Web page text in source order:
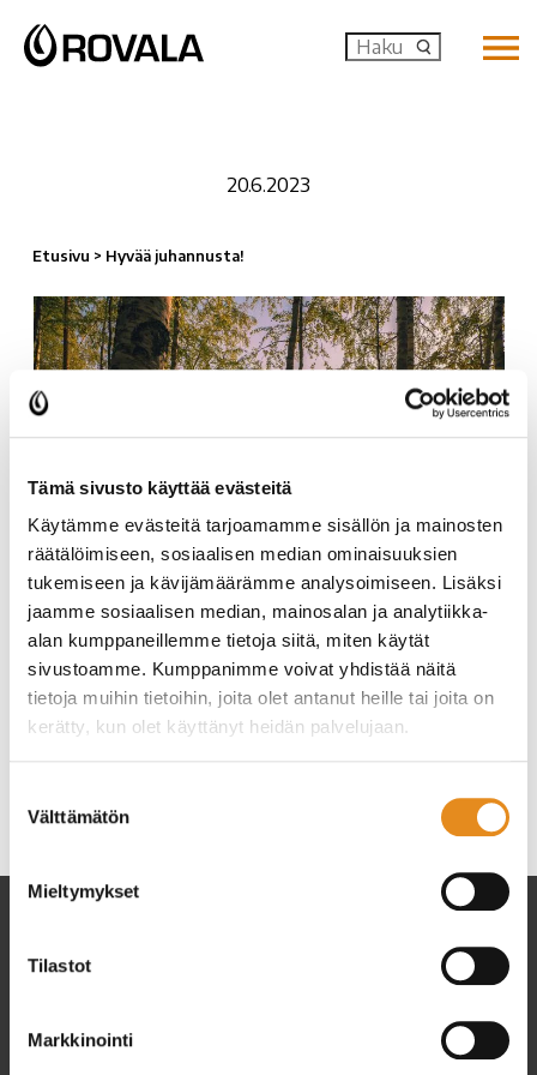
Tämä sivusto käyttää evästeitä
Käytämme evästeitä tarjoamamme sisällön ja mainosten
räätälöimiseen, sosiaalisen median ominaisuuksien
tukemiseen ja kävijämäärämme analysoimiseen. Lisäksi
jaamme sosiaalisen median, mainosalan ja analytiikka-
alan kumppaneillemme tietoja siitä, miten käytät
sivustoamme. Kumppanimme voivat yhdistää näitä
tietoja muihin tietoihin, joita olet antanut heille tai joita on
kerätty, kun olet käyttänyt heidän palvelujaan.
valinta
Välttämätön
Mieltymykset
Tilastot
Markkinointi
20.6.2023
Etusivu > Hyvää juhannusta!
Opistojen toimisto on auki to 22.6. klo 10-12. Palvelemme
seuraavan kerran 26.6. klo 10-15.
Hyvää juhannusta! 💐
kansalaisopisto